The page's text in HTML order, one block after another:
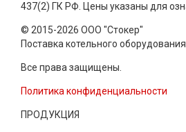
437(2) ГК РФ. Цены указаны для
© 2015-2026 ООО "Стокер"
Поставка котельного
Все права защищены.
Политика конфиденциальности
ПРОДУКЦИЯ